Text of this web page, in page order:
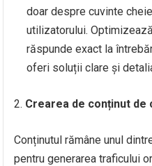
doar despre cuvinte
utilizatorului.
răspunde exact la
oferi soluții clare și
Crearea de conținut
Conținutul rămâne unul
pentru generarea traficului